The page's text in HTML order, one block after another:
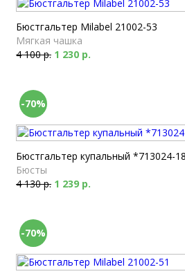
Бюстгальтер Milabel 21002-53
Мягкая чашка
4 100 р. 1 230 р.
-70%
Бюстгальтер купальный *713024-
Бюсты
4 130 р. 1 239 р.
-70%